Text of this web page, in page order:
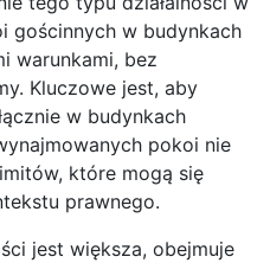
gościnnych w budynkach
warunkami, bez
Kluczowe jest, aby
w budynkach
pokoi nie
które mogą się
prawnego.
jest większa, obejmuje